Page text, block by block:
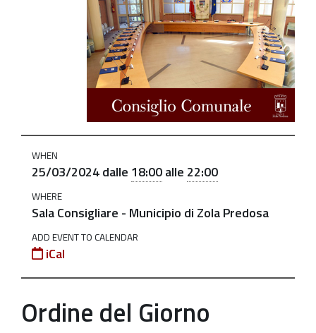
straordinaria-
in Seduta
Ordinaria
2024-
03-
25T18:00:00+01:00
2024-
WHEN
25/03/2024dalle 18:00alle 22:00
WHERE
Sala Consigliare - Municipio di Zola Predosa
ADD EVENT TO CALENDAR
iCal
Ordine del Giorno